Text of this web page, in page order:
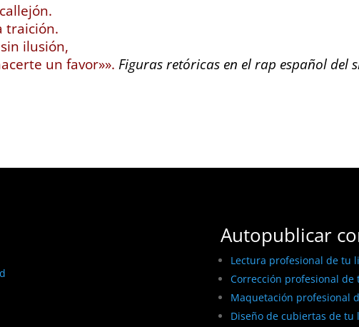
traición.
ilusión,
un favor»». Figuras retóricas en el rap español del
Autopublicar
Lectura profesional de tu
Corrección profesional de
Maquetación profesional
Diseño de cubiertas de